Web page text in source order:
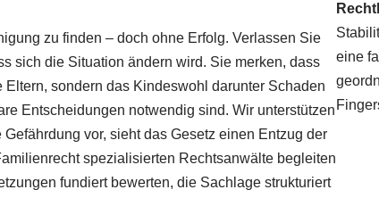
zu finden – doch ohne Erfolg. Verlassen Sie
sich die Situation ändern wird. Sie merken, dass
sondern das Kindeswohl darunter Schaden
Entscheidungen notwendig sind. Wir unterstützen
vor, sieht das Gesetz einen Entzug der
spezialisierten Rechtsanwälte begleiten
fundiert bewerten, die Sachlage strukturiert
eine